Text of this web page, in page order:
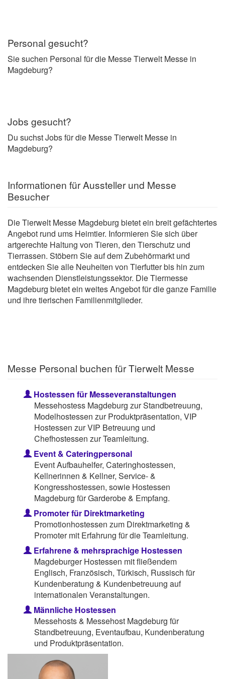
Personal gesucht?
Sie suchen Personal für die Messe Tierwelt Messe in
Magdeburg?
Jobs gesucht?
Du suchst Jobs für die Messe Tierwelt Messe in
Magdeburg?
Informationen für Aussteller und Messe
Besucher
Die Tierwelt Messe Magdeburg bietet ein breit gefächtertes
Angebot rund ums Heimtier. Informieren Sie sich über
artgerechte Haltung von Tieren, den Tierschutz und
Tierrassen. Stöbern Sie auf dem Zubehörmarkt und
entdecken Sie alle Neuheiten von Tierfutter bis hin zum
wachsenden Dienstleistungssektor. Die Tiermesse
Magdeburg bietet ein weites Angebot für die ganze Familie
und ihre tierischen Familienmitglieder.
Messe Personal buchen für Tierwelt Messe
Hostessen für Messeveranstaltungen
Messehostess Magdeburg zur Standbetreuung,
Modelhostessen zur Produktpräsentation, VIP
Hostessen zur VIP Betreuung und
Chefhostessen zur Teamleitung.
Event & Cateringpersonal
Event Aufbauhelfer, Cateringhostessen,
Kellnerinnen & Kellner, Service- &
Kongresshostessen, sowie Hostessen
Magdeburg für Garderobe & Empfang.
Promoter für Direktmarketing
Promotionhostessen zum Direktmarketing &
Promoter mit Erfahrung für die Teamleitung.
Erfahrene & mehrsprachige Hostessen
Magdeburger Hostessen mit fließendem
Englisch, Französisch, Türkisch, Russisch für
Kundenberatung & Kundenbetreuung auf
internationalen Veranstaltungen.
Männliche Hostessen
Messehosts & Messehost Magdeburg für
Standbetreuung, Eventaufbau, Kundenberatung
und Produktpräsentation.